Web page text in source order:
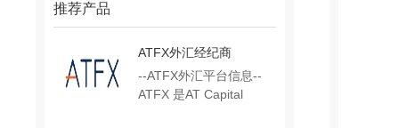
推荐产品
ATFX外汇经纪商
--ATFX外汇平台信息--
ATFX 是AT Capital